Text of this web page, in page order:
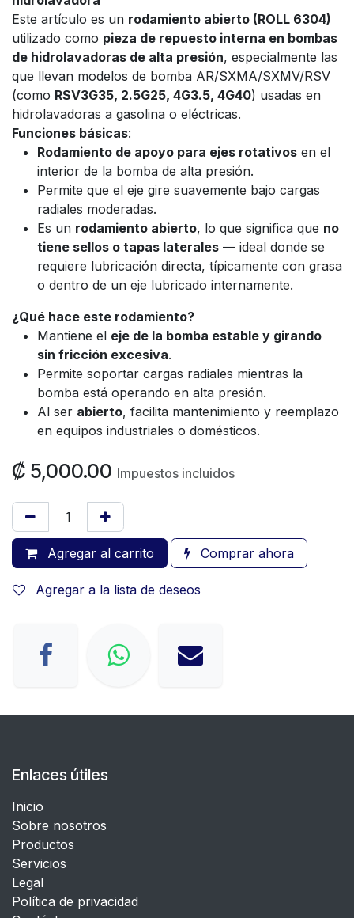
Este artículo es un rodamiento abierto (ROLL 6304)
utilizado como pieza de repuesto interna en bombas
de hidrolavadoras de alta presión, especialmente las
que llevan modelos de bomba AR/SXMA/SXMV/RSV
(como RSV3G35, 2.5G25, 4G3.5, 4G40) usadas en
hidrolavadoras a gasolina o eléctricas.
Funciones básicas:
Rodamiento de apoyo para ejes rotativos en el
interior de la bomba de alta presión.
Permite que el eje gire suavemente bajo cargas
radiales moderadas.
Es un rodamiento abierto, lo que significa que no
tiene sellos o tapas laterales — ideal donde se
requiere lubricación directa, típicamente con grasa
o dentro de un eje lubricado internamente.
¿Qué hace este rodamiento?
Mantiene el eje de la bomba estable y girando
sin fricción excesiva.
Permite soportar cargas radiales mientras la
bomba está operando en alta presión.
Al ser abierto, facilita mantenimiento y reemplazo
en equipos industriales o domésticos.
₡ 5,000.00 Impuestos incluidos
Agregar al carrito Comprar ahora
Agregar a la lista de deseos
Enlaces útiles
Inicio
Sobre nosotros
Productos
Servicios
Legal
​Política de privacidad